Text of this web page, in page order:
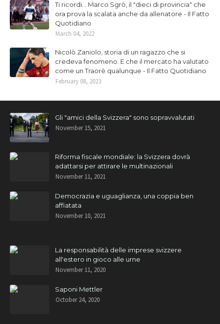
Ti ricordi... Marco Sgrò, il "dieci di provincia" che
ora prova la scalata anche da allenatore - Il Fatto
Quotidiano
March 04, 2022
Nicolò Zaniolo, storia di un ragazzo che si
credeva fenomeno. E che il mercato ha valutato
come un Traorè qualunque - Il Fatto Quotidiano
February 08, 2023
Gli "amici della Svizzera" sono sopravvalutati
November 15, 2021
Riforma fiscale mondiale: la Svizzera dovrà
adattarsi per attirare le multinazionali
November 11, 2021
Democrazia e uguaglianza, una coppia ben
affiatata
November 10, 2021
La responsabilità delle imprese svizzere
all'estero in gioco alle urne
November 11, 2020
Saponi Mettler
October 24, 2020